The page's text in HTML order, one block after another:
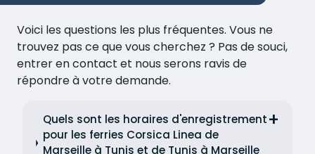
Voici les questions les plus fréquentes. Vous ne
trouvez pas ce que vous cherchez ? Pas de souci,
entrer en contact et nous serons ravis de
répondre à votre demande.
Quels sont les horaires d'enregistrement
pour les ferries Corsica Linea de
Marseille à Tunis et de Tunis à Marseille